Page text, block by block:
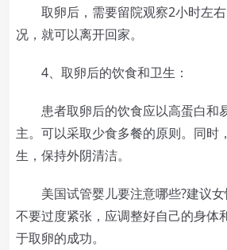
取卵后，需要留院观察2小时左右
况，就可以离开回家。
4、取卵后的饮食和卫生：
患者取卵后的饮食应以高蛋白和
主。可以采取少食多餐的原则。同时
生，保持外阴清洁。
美国试管婴儿要注意哪些?建议女
不要过度紧张，应调整好自己的身体
于取卵的成功。